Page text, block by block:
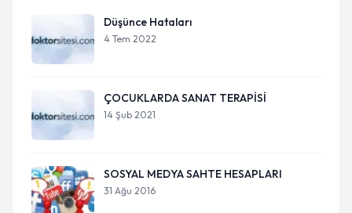
Düşünce Hataları
4 Tem 2022
ÇOCUKLARDA SANAT TERAPİSİ
14 Şub 2021
SOSYAL MEDYA SAHTE HESAPLARI
31 Ağu 2016